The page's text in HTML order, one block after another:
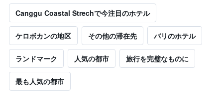
Canggu Coastal Strechで今注目のホテル
ケロボカンの地区 その他の滞在先 バリのホテル
ランドマーク 人気の都市 旅行を完璧なものに
最も人気の都市